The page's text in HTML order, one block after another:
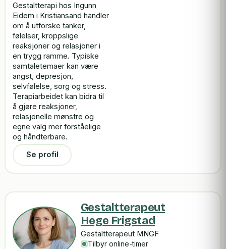
Gestaltterapi hos Ingunn
Eidem i Kristiansand handler
om å utforske tanker,
følelser, kroppslige
reaksjoner og relasjoner i
en trygg ramme. Typiske
samtaletemaer kan være
angst, depresjon,
selvfølelse, sorg og stress.
Terapiarbeidet kan bidra til
å gjøre reaksjoner,
relasjonelle mønstre og
egne valg mer forståelige
og håndterbare.
Se profil
Gestaltterapeut
Hege Frigstad
Gestaltterapeut MNGF
Tilbyr online-timer